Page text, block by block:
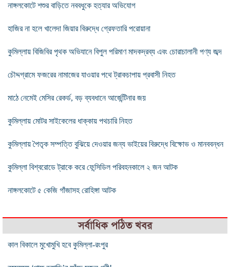
নাঙ্গলকোটে শশুর বাড়িতে নববধুকে হত্যার অভিযোগ
হাজির না হলে খালেদা জিয়ার বিরুদ্ধে গ্রেফতারি পরোয়ানা
কুমিল্লায় বিজিবির পৃথক অভিযানে বিপুল পরিমাণ মাদকদ্রব্য এবং চোরাচালানী পণ্য জব্দ
চৌদ্দগ্রামে ফজরের নামাজের যাওয়ার পথে ট্রাকচাপায় প্রবাসী নিহত
মাঠে নেমেই মেসির রেকর্ড, বড় ব্যবধানে আর্জেন্টিনার জয়
কুমিল্লায় মোটর সাইকেলের ধাক্কায় পথচারি নিহত
কুমিল্লায় পৈতৃক সম্পত্তি বুঝিয়ে দেওয়ার জন্য ভাইয়ের বিরুদ্ধে বিক্ষোভ ও মানববন্ধন
কুমিল্লা বিশ্বরোডে ট্রাকে করে ফেন্সিডিল পরিবহনকালে ২ জন আটক
নাঙ্গলকোটে ৫ কেজি গাঁজাসহ রোহিঙ্গা আটক
সর্বাধিক পঠিত খবর
কাল বিকালে মুখোমুখি হবে কুমিল্লা-রংপুর